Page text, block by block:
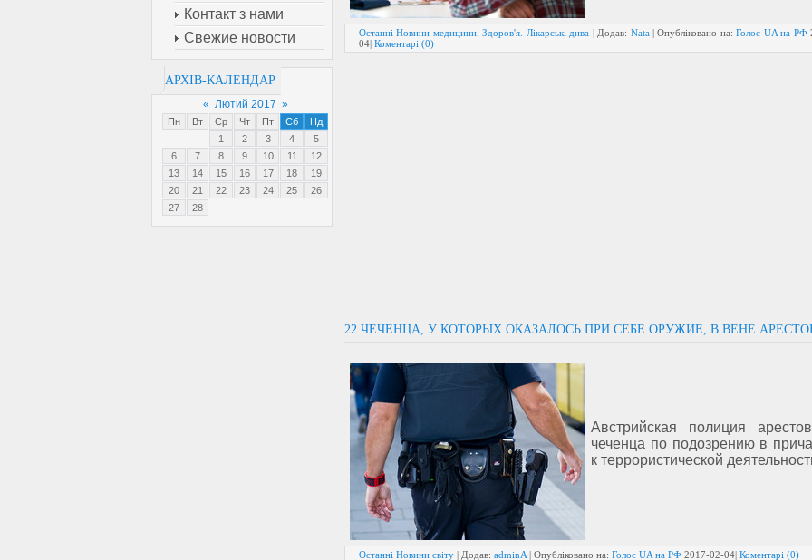
Контакт з нами
Свежие новости
АРХІВ-КАЛЕНДАР
« Лютий 2017 »
Пн Вт Ср Чт Пт Сб
Нд
1
2 3 4
5
6
7 8 9 10 11
12
13
14 15 16 17 18
19
20
21 22 23 24 25
26
27
28
Останні Новини медицини. Здоров'я. Лікарські дива | Додав: Nata| Опубліковано на:Голос UA на РФ
04| Коментарі (0)
22 ЧЕЧЕНЦА, У КОТОРЫХ ОКАЗАЛОСЬ ПРИ СЕБЕ ОРУЖИЕ, В ВЕНЕ
Австрийская полиция
чеченца по подозрению в
к террористической
Останні Новини світу | Додав: adminA | Опубліковано на: Голос UA на РФ 2017-02-04| Коментарі (0)